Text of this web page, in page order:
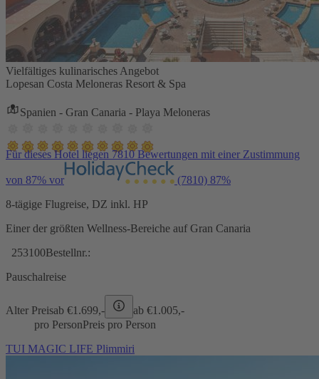
Vielfältiges kulinarisches Angebot
Lopesan Costa Meloneras Resort & Spa
Spanien - Gran Canaria - Playa Meloneras
Für dieses Hotel liegen 7810 Bewertungen mit einer Zustimmung
von 87% vor (7810) 87%
8-tägige Flugreise, DZ inkl. HP
Einer der größten Wellness-Bereiche auf Gran Canaria
253100Bestellnr.:
Pauschalreise
Alter Preisab €1.699,- ab €1.005,-
pro PersonPreis pro Person
TUI MAGIC LIFE Plimmiri